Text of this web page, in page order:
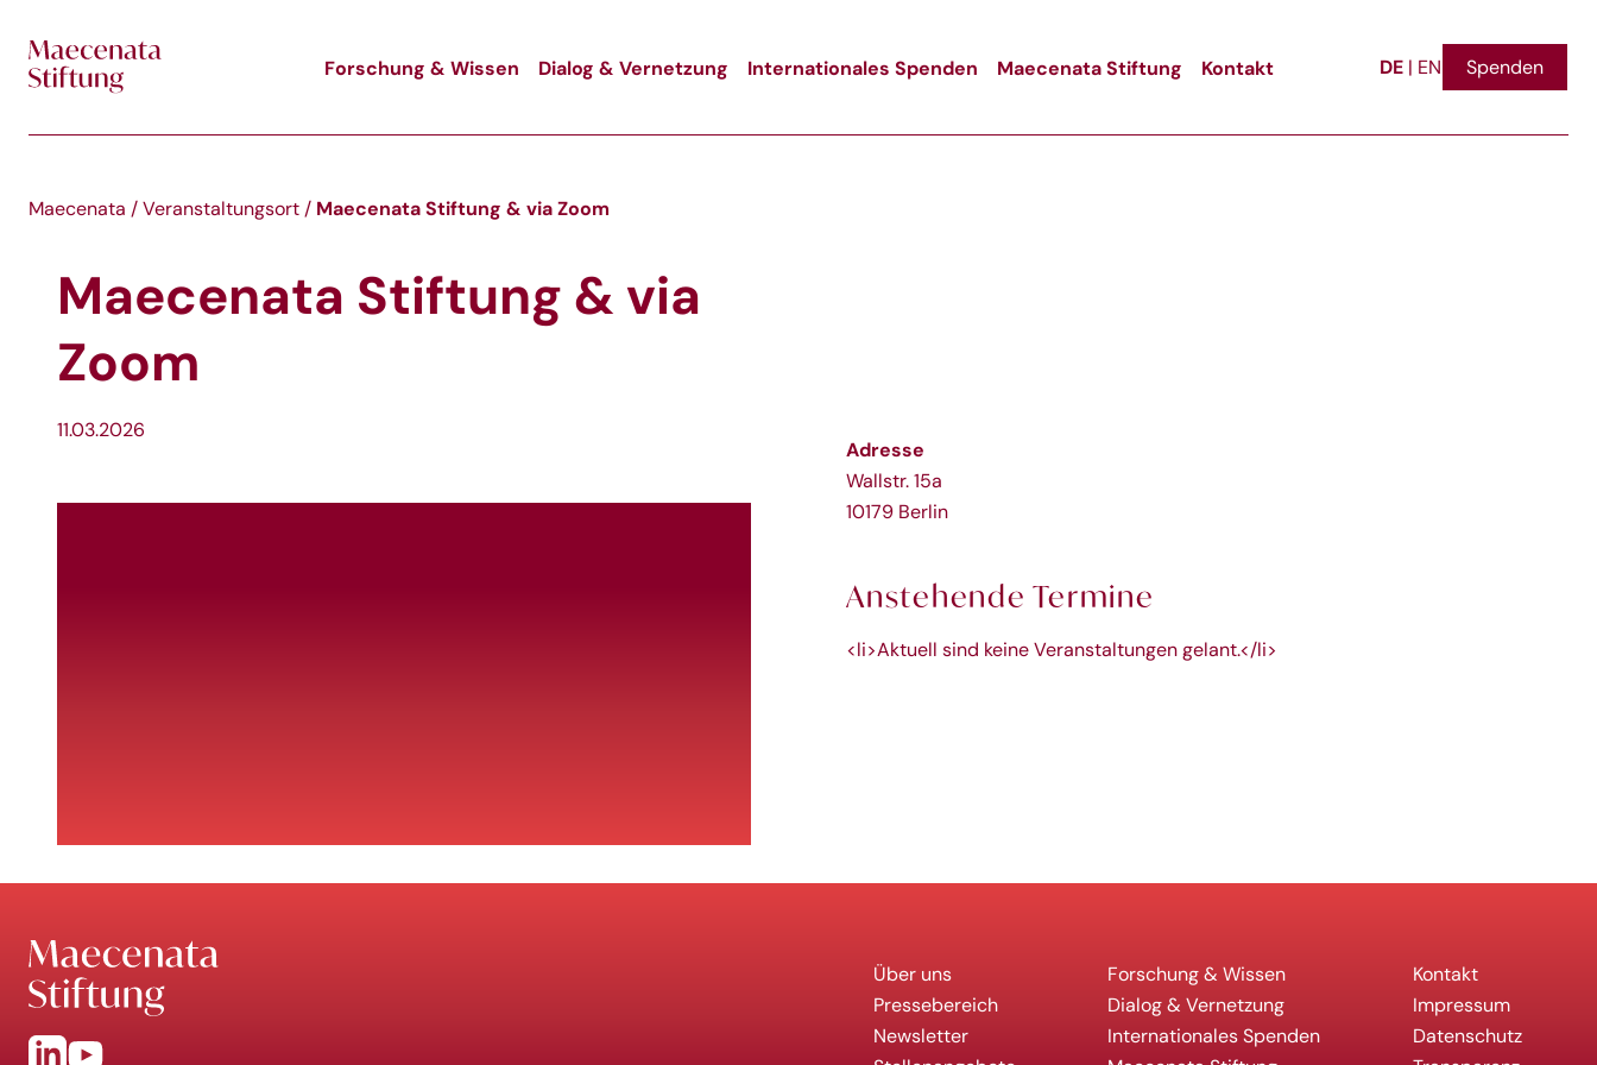
Forschung & Wissen Dialog & Vernetzung Internationales Spenden Maecenata Stiftung Kontakt DE | EN Spenden
Maecenata / Veranstaltungsort / Maecenata Stiftung & via Zoom
Maecenata Stiftung & via
Zoom
11.03.2026
Adresse
Wallstr. 15a
10179 Berlin
Anstehende Termine
<li>Aktuell sind keine Veranstaltungen gelant.</li>
Über uns
Pressebereich
Newsletter
Forschung & Wissen
Dialog & Vernetzung
Internationales Spenden
Kontakt
Impressum
Datenschutz